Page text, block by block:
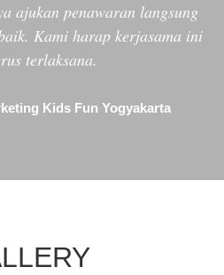
ajukan penawaran langsung
Kami harap kerjasama ini
terlaksana.
Kids Fun Yogyakarta